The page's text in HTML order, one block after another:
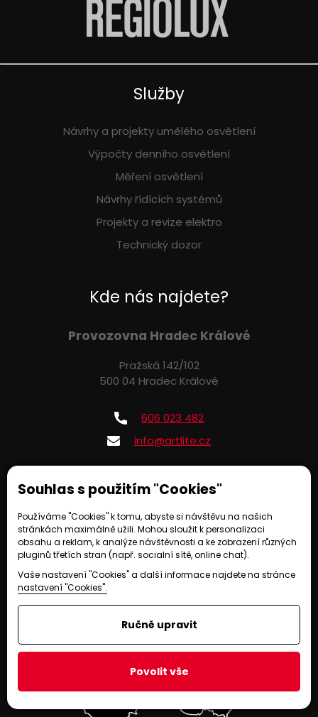
Souhlas s použitím "Cookies"
Používáme "Cookies" k tomu, abyste si návštěvu na našich
stránkách maximálně užili. Mohou sloužit k personalizaci
obsahu a reklam, k analýze návštěvnosti a ke zobrazení různých
pluginů třetích stran (např. socialní sítě, online chat).
Vaše nastavení "Cookies" a další informace najdete na stránce
nastavení "Cookies".
Ručně upravit
Povolit vše
Služby
Návrhy a projekty umělého osvětlení
Výpočty denního osvětlení
Měření osvětlení
Návrhy řídících systémů
Projekty a revize elektro
Technický dozor
Kde nás najdete?
Provozovna Hradec Králové
Pražská 142/102
500 04 Hradec Králové
606 023 482
info@artlite.cz
Provozováno na systému EasyWeb | Tvorba webových stránek ©